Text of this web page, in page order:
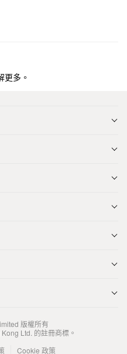
更多。
版權所有
Ltd. 的註冊商標。
Cookie 政策